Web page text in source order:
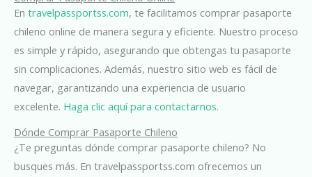
En travelpassportss.com, te facilitamos comprar pasaporte
chileno online de manera segura y eficiente. Nuestro proceso
es simple y rápido, asegurando que obtengas tu pasaporte
sin complicaciones. Además, nuestro sitio web es fácil de
navegar, garantizando una experiencia de usuario
excelente. Haga clic aquí para contactarnos.
Dónde Comprar Pasaporte Chileno
¿Te preguntas dónde comprar pasaporte chileno? No
busques más. En travelpassportss.com ofrecemos un